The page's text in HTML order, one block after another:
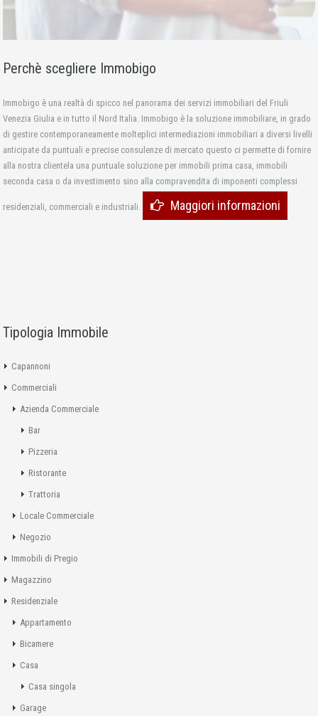
Perchè scegliere Immobigo
Immobigo è una realtà di spicco nel panorama dei servizi immobiliari del Friuli
Venezia Giulia e in tutto il Nord Italia. Immobigo è la soluzione immobiliare, in grado
di gestire contemporaneamente molteplici intermediazioni immobiliari a diversi livelli
anticipate da puntuali e precise consulenze di mercato questo ci permette di fornire
alla nostra clientela una puntuale soluzione per immobili prima casa, immobili
seconda casa o da investimento sino alla compravendita di imponenti complessi
residenziali, commerciali e industriali. Maggiori informazioni
Tipologia Immobile
Capannoni
Commerciali
Azienda Commerciale
Bar
Pizzeria
Ristorante
Trattoria
Locale Commerciale
Negozio
Immobili di Pregio
Magazzino
Residenziale
Appartamento
Bicamere
Casa
Casa singola
Garage